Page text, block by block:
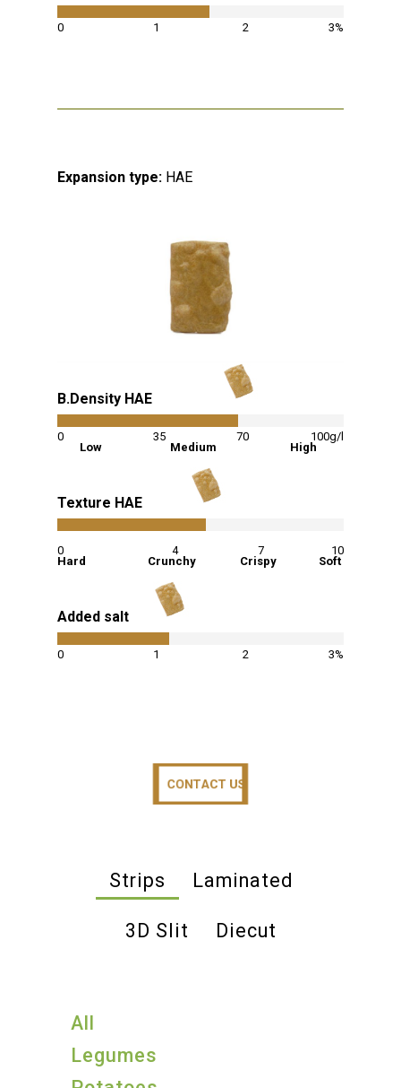
0 1 2 3%
Expansion type: HAE
B.Density HAE %
0 35 70
100g/l
Low
Medium High
Texture HAE %
0 4 7
10
Hard
Crunchy Crispy Soft
Added salt %
0 1 2 3%
CONTACT US
CONTACT US
Strips Laminated
3D Slit Diecut
All
Legumes